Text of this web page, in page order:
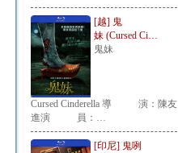
[越] 鬼
妹 (Cursed Ci…
鬼妹
Cursed Cinderella 導 演：陳友
進演 員：…
[印尼] 鬼咧